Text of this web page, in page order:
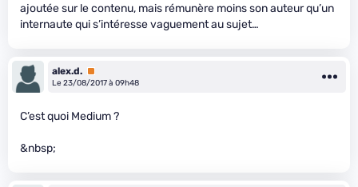
ajoutée sur le contenu, mais rémunère moins son auteur qu’un
internaute qui s’intéresse vaguement au sujet…
alex.d. Premium
Le 23/08/2017 à 09h48
C’est quoi Medium ?
&nbsp;